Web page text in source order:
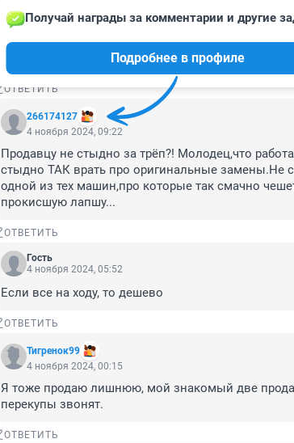
Автохлам. Ржавые вёдра. В пункт приёмки лома
11 млн.? 3 коп. Каким-то стандартам
про евро1,2 и не слыхивали. Отравление
ОТВЕТИТЬ
266174127
Получай награды за комментарии и другие
Подробнее в профиле
4 ноября 2024, 09:22
Продавцу не стыдно за трёп?! Молодец,что
стыдно ТАК врать про оригинальные замены.Не
одной из тех машин,про которые так смачно
прокисшую лапшу...
ОТВЕТИТЬ
Гость
4 ноября 2024, 05:52
Если все на ходу, то дешево
ОТВЕТИТЬ
Тигренок99
4 ноября 2024, 00:15
Я тоже продаю лишнюю, мой знакомый две
перекупы звонят.
ОТВЕТИТЬ